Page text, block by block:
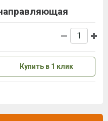
Купить в 1 клик